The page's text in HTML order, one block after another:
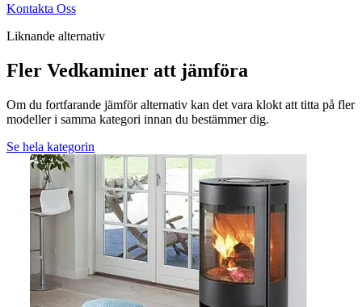
Kontakta Oss
Liknande alternativ
Fler Vedkaminer att jämföra
Om du fortfarande jämför alternativ kan det vara klokt att titta på fler
modeller i samma kategori innan du bestämmer dig.
Se hela kategorin